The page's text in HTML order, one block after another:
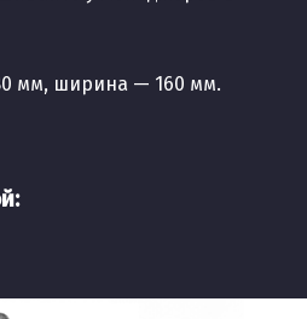
мм, ширина — 160 мм.